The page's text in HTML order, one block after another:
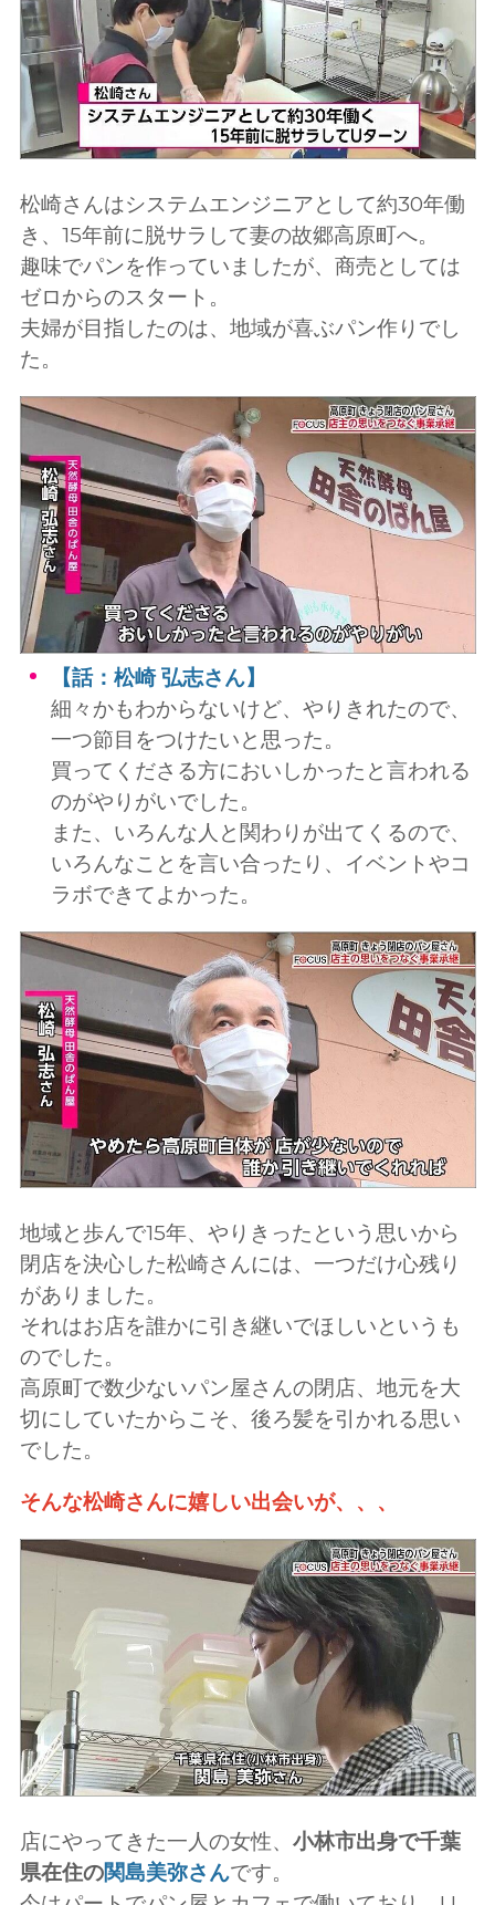
松崎さんはシステムエンジニアとして約30年働
き、15年前に脱サラして妻の故郷高原町へ。
趣味でパンを作っていましたが、商売としては
ゼロからのスタート。
夫婦が目指したのは、地域が喜ぶパン作りでし
た。
【話：松崎 弘志さん】
細々かもわからないけど、やりきれたので、
一つ節目をつけたいと思った。
買ってくださる方においしかったと言われる
のがやりがいでした。
また、いろんな人と関わりが出てくるので、
いろんなことを言い合ったり、イベントやコ
ラボできてよかった。
地域と歩んで15年、やりきったという思いから
閉店を決心した松崎さんには、一つだけ心残り
がありました。
それはお店を誰かに引き継いでほしいというも
のでした。
高原町で数少ないパン屋さんの閉店、地元を大
切にしていたからこそ、後ろ髪を引かれる思い
でした。
そんな松崎さんに嬉しい出会いが、、、
店にやってきた一人の女性、 小林市出身で千葉
県在住の関島美弥さんです。